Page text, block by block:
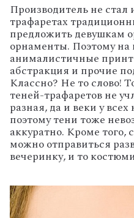
Производитель не стал
трафаретах
предложить девушкам
орнаменты. Поэтому на
анималистичные
абстракция и прочие
Классно? Не то слово!
теней-трафаретов не
разная, да и веки у
поэтому тени тоже
аккуратно. Кроме того,
можно отправиться
вечеринку, и то